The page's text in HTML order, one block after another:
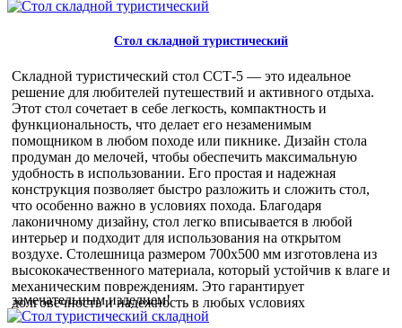
Эргономика стола продумана до мелочей. Он предлагает два
адаптировать его под разные нужды и предпочтения
пространства, что делает его удобным для хранения и
транспортировки. Этот складной стол идеально подходит
для использования в различных условиях: от домашних
интерьеров до офисных пространств. Он будет полезен на
даче, в квартире, на балконе или в саду, а также станет
незаменимым помощником на выездных мероприятиях и
пикниках. Для оптовиков стол Haushalt HHTST представляет
собой выгодное предложение благодаря своей
универсальности и востребованности. Он привлекает
внимание покупателей своей функциональностью и
стильным дизайном, что способствует увеличению продаж.
Складной стол Haushalt HHTST — это сочетание качества,
удобства и эстетики, которое оценят ваши клиенты. Не
упустите возможность пополнить свой ассортимент этим
замечательным изделием!
1 280,00 руб
Стол складной туристический
Складной туристический стол ССТ-5 — это идеальное
решение для любителей путешествий и активного отдыха.
Этот стол сочетает в себе легкость, компактность и
функциональность, что делает его незаменимым
помощником в любом походе или пикнике. Дизайн стола
продуман до мелочей, чтобы обеспечить максимальную
удобность в использовании. Его простая и надежная
конструкция позволяет быстро разложить и сложить стол,
что особенно важно в условиях похода. Благодаря
лаконичному дизайну, стол легко вписывается в любой
интерьер и подходит для использования на открытом
воздухе. Столешница размером 700х500 мм изготовлена из
высококачественного материала, который устойчив к влаге и
механическим повреждениям. Это гарантирует
долговечность и надежность в любых условиях
эксплуатации. Каркас стола выполнен из легкого, но